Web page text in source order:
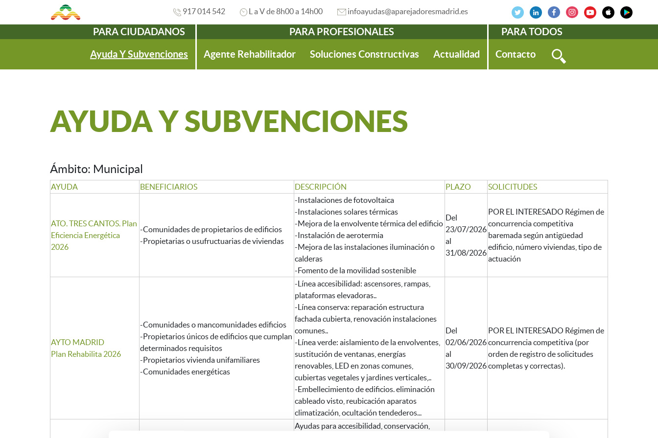
917 014 542 L a V de 8h00 a 14h00 infoayudas@aparejadoresmadrid.es
Navegación
PARA CIUDADANOS
Ayuda Y Subvenciones
PARA PROFESIONALES
Agente Rehabilitador
Soluciones Constructivas Actualidad
PARA TODOS
Contacto
AYUDA Y SUBVENCIONES
Ámbito: Municipal
AYUDA BENEFICIARIOS DESCRIPCIÓN PLAZO SOLICITUDES
ATO. TRES CANTOS. Plan
Eficiencia Energética
2026
-Comunidades de propietarios de edificios
-Propietarias o usufructuarias de viviendas
-Instalaciones de fotovoltaica
-Instalaciones solares térmicas
-Mejora de la envolvente térmica del edificio
-Instalación de aerotermia
-Mejora de las instalaciones iluminación o
calderas
-Fomento de la movilidad sostenible
Del
23/07/2026
al
31/08/2026
POR EL INTERESADO Régimen de
concurrencia competitiva
baremada según antigüedad
edificio, número viviendas, tipo de
actuación
AYTO MADRID
Plan Rehabilita 2026
-Comunidades o mancomunidades edificios
-Propietarios únicos de edificios que cumplan
determinados requisitos
-Propietarios vivienda unifamiliares
-Comunidades energéticas
-Línea accesibilidad: ascensores, rampas,
plataformas elevadoras..
-Línea conserva: reparación estructura
fachada cubierta, renovación instalaciones
comunes..
-Línea verde: aislamiento de la envolventes,
sustitución de ventanas, energías
renovables, LED en zonas comunes,
cubiertas vegetales y jardines verticales,..
-Embellecimiento de edificios. eliminación
cableado visto, reubicación aparatos
climatización, ocultación tendederos...
Del
02/06/2026
al
30/09/2026
POR EL INTERESADO Régimen de
concurrencia competitiva (por
orden de registro de solicitudes
completas y correctas).
Ayudas para accesibilidad, conservación,